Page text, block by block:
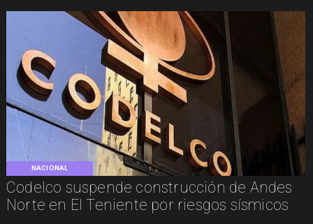
NACIONAL
Codelco suspende construcción de Andes
Norte en El Teniente por riesgos sísmicos